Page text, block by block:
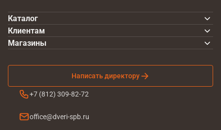
Каталог
Клиентам
Написать директору
+7 (812) 309-82-72
office@dveri-spb.ru
Магазины